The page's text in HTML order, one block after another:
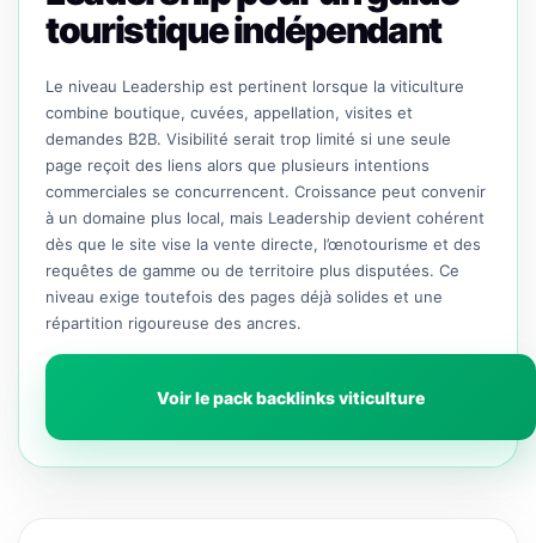
touristique indépendant
Le niveau Leadership est pertinent lorsque la viticulture
combine boutique, cuvées, appellation, visites et
demandes B2B. Visibilité serait trop limité si une seule
page reçoit des liens alors que plusieurs intentions
commerciales se concurrencent. Croissance peut convenir
à un domaine plus local, mais Leadership devient cohérent
dès que le site vise la vente directe, l’œnotourisme et des
requêtes de gamme ou de territoire plus disputées. Ce
niveau exige toutefois des pages déjà solides et une
répartition rigoureuse des ancres.
Voir le pack backlinks viticulture